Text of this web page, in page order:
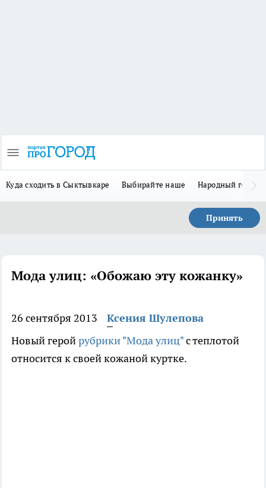
Куда сходить в Сыктывкаре Выбирайте наше Народный герой-
Принять
Мода улиц: «Обожаю эту кожанку»
26 сентября 2013
Ксения Шулепова
Новый геройрубрики "Мода улиц"с теплотой
относится к своей кожаной куртке.